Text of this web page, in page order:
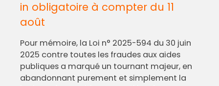
in obligatoire à compter du 11
août
Pour mémoire, la Loi n° 2025-594 du 30 juin
2025 contre toutes les fraudes aux aides
publiques a marqué un tournant majeur, en
abandonnant purement et simplement la